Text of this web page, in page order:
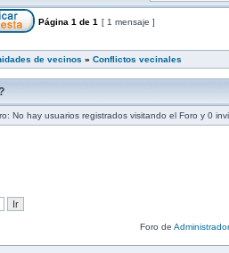
Página 1 de 1 [ 1 mensaje ]
de vecinos » Conflictos vecinales
No hay usuarios registrados visitando el Foro y 0
Foro de